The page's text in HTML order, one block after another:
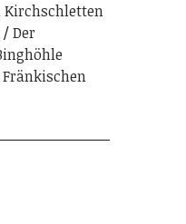
Kirchschletten
Der